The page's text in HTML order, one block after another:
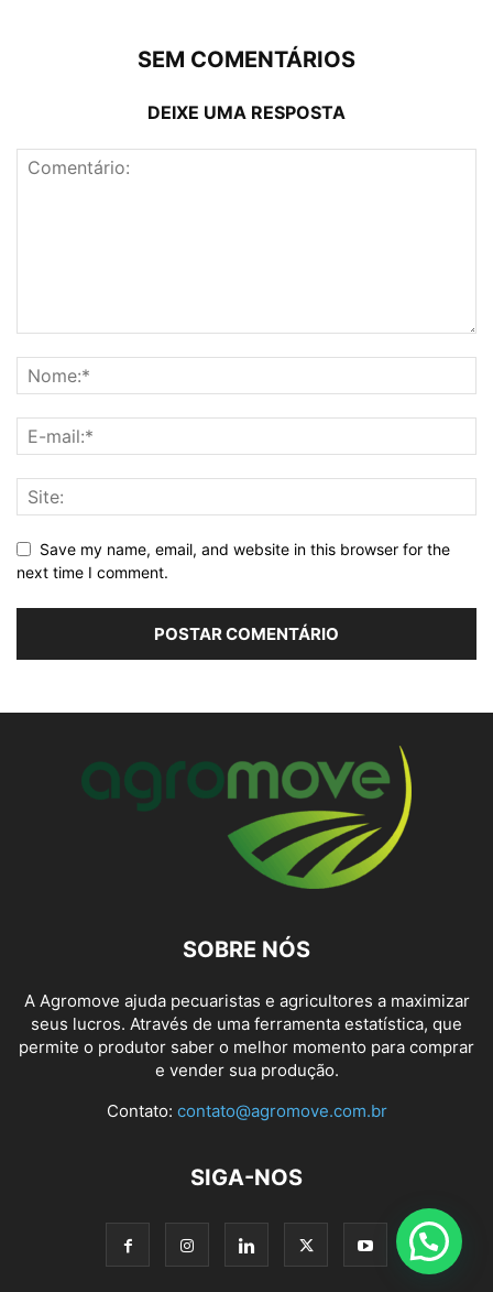
SEM COMENTÁRIOS
DEIXE UMA RESPOSTA
Save my name, email, and website in this browser for the
next time I comment.
SOBRE NÓS
A Agromove ajuda pecuaristas e agricultores a maximizar
seus lucros. Através de uma ferramenta estatística, que
permite o produtor saber o melhor momento para comprar
e vender sua produção.
Contato: contato@agromove.com.br
SIGA-NOS